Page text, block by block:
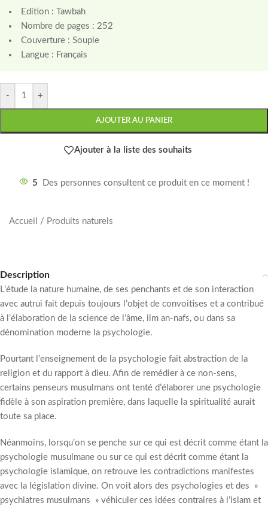
Edition : Tawbah
Nombre de pages : 252
Couverture : Souple
Langue : Français
- +
AJOUTER AU PANIER
Ajouter à la liste des souhaits
5 Des personnes consultent ce produit en ce moment !
Accueil / Produits naturels
Description
L’étude la nature humaine, de ses penchants et de son interaction
avec autrui fait depuis toujours l’objet de convoitises et a contribué
à l’élaboration de la science de l’âme, ilm an-nafs, ou dans sa
dénomination moderne la psychologie.
Pourtant l’enseignement de la psychologie fait abstraction de la
religion et du rapport à dieu. Afin de remédier à ce non-sens,
certains penseurs musulmans ont tenté d’élaborer une psychologie
fidèle à son aspiration première, dans laquelle la spiritualité aurait
toute sa place.
Néanmoins, lorsqu’on se penche sur ce qui est décrit comme étant la
psychologie musulmane ou sur ce qui est décrit comme étant la
psychologie islamique, on retrouve les contradictions manifestes
avec la législation divine. On voit alors des psychologies et des »
psychiatres musulmans » véhiculer ces idées contraires à l’islam et